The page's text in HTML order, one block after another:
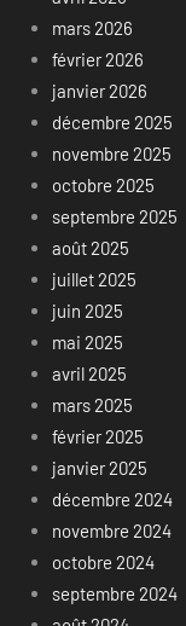
mars 2026
février 2026
janvier 2026
décembre 2025
novembre 2025
octobre 2025
septembre 2025
août 2025
juillet 2025
juin 2025
mai 2025
avril 2025
mars 2025
février 2025
janvier 2025
décembre 2024
novembre 2024
octobre 2024
septembre 2024